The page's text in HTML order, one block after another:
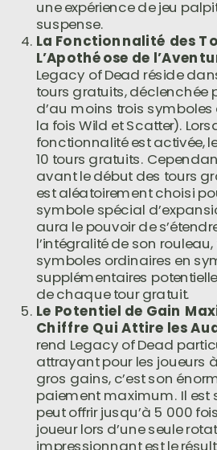
une expérience de jeu
suspense.
La Fonctionnalité des
L’Apothéose de
Legacy of Dead réside
tours gratuits, déclenchée
d’au moins trois symboles
la fois Wild et Scatter).
fonctionnalité est activée,
10 tours gratuits.
avant le début des tours
est aléatoirement choisi
symbole spécial
aura le pouvoir de
l’intégralité de son
symboles ordinaires en
supplémentaires
de chaque tour gratuit.
Le Potentiel de Gain
Chiffre Qui Attire les
rend Legacy of Dead
attrayant pour les joueurs
gros gains, c’est son
paiement maximum. Il est
peut offrir jusqu’à 5 000
joueur lors d’une seule
impressionnant est le